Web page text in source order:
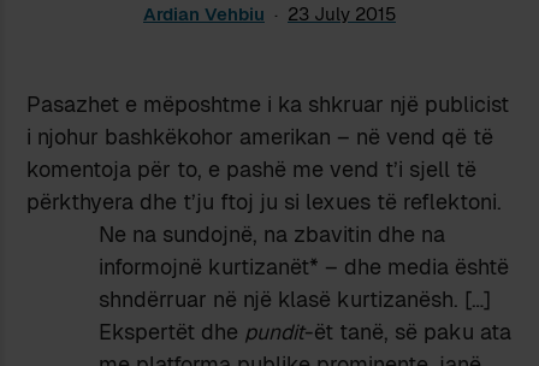
Ardian Vehbiu 23 July 2015
Pasazhet e mëposhtme i ka shkruar një publicist
i njohur bashkëkohor amerikan – në vend që të
komentoja për to, e pashë me vend t’i sjell të
përkthyera dhe t’ju ftoj ju si lexues të reflektoni.
Ne na sundojnë, na zbavitin dhe na
informojnë kurtizanët* – dhe media është
shndërruar në një klasë kurtizanësh. […]
Ekspertët dhe pundit-ët tanë, së paku ata